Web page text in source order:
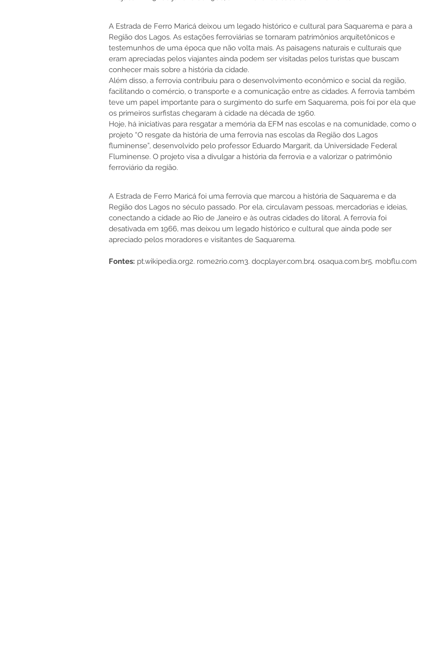
A Estrada de Ferro Maricá deixou um legado histórico e cultural para Saquarema e para a
Região dos Lagos. As estações ferroviárias se tornaram patrimônios arquitetônicos e
testemunhos de uma época que não volta mais. As paisagens naturais e culturais que
eram apreciadas pelos viajantes ainda podem ser visitadas pelos turistas que buscam
conhecer mais sobre a história da cidade.
Além disso, a ferrovia contribuiu para o desenvolvimento econômico e social da região,
facilitando o comércio, o transporte e a comunicação entre as cidades. A ferrovia também
teve um papel importante para o surgimento do surfe em Saquarema, pois foi por ela que
os primeiros surfistas chegaram à cidade na década de 1960.
Hoje, há iniciativas para resgatar a memória da EFM nas escolas e na comunidade, como o
projeto “O resgate da história de uma ferrovia nas escolas da Região dos Lagos
fluminense”, desenvolvido pelo professor Eduardo Margarit, da Universidade Federal
Fluminense. O projeto visa a divulgar a história da ferrovia e a valorizar o patrimônio
ferroviário da região.
A Estrada de Ferro Maricá foi uma ferrovia que marcou a história de Saquarema e da
Região dos Lagos no século passado. Por ela, circulavam pessoas, mercadorias e ideias,
conectando a cidade ao Rio de Janeiro e às outras cidades do litoral. A ferrovia foi
desativada em 1966, mas deixou um legado histórico e cultural que ainda pode ser
apreciado pelos moradores e visitantes de Saquarema.
Fontes: pt.wikipedia.org2. rome2rio.com3. docplayer.com.br4. osaqua.com.br5. mobflu.com